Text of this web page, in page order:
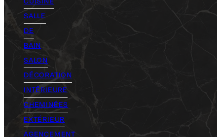
SALLE
DE
BAIN
SALON
DÉCORATION
INTÉRIEURE
CHEMINÉES
EXTÉRIEUR
AGENCEMENT